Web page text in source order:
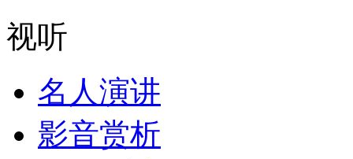
视听
名人演讲
影音赏析